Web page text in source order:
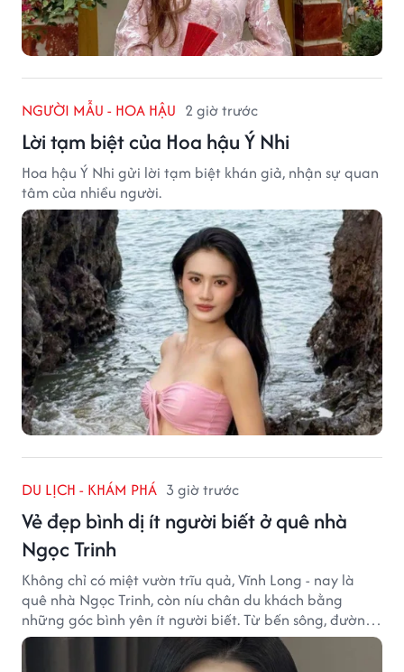
NGƯỜI MẪU - HOA HẬU 2 giờ trước
Lời tạm biệt của Hoa hậu Ý Nhi
Hoa hậu Ý Nhi gửi lời tạm biệt khán giả, nhận sự quan
tâm của nhiều người.
DU LỊCH - KHÁM PHÁ 3 giờ trước
Vẻ đẹp bình dị ít người biết ở quê nhà
Ngọc Trinh
Không chỉ có miệt vườn trĩu quả, Vĩnh Long - nay là
quê nhà Ngọc Trinh, còn níu chân du khách bằng
những góc bình yên ít người biết. Từ bến sông, đường
quê đến nhịp sống chậm rãi, tất cả tạo nên sức hút rất
riêng của vùng đất miền Tây.